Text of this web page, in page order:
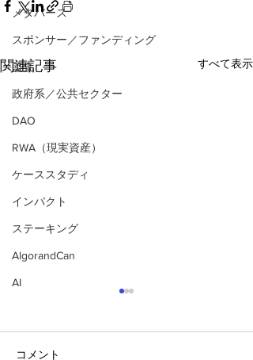
メタバース
スポンサー／ファンディング
監査
政府系／公共セクター
DAO
RWA（現実資産）
ケーススタディ
インパクト
ステーキング
AlgorandCan
AI
関連記事 すべて表示
コメント